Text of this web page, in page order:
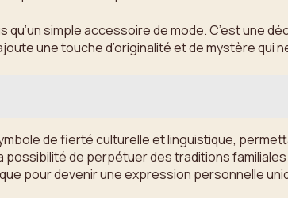
simple accessoire de mode. C’est une
une touche d’originalité et de mystère qui
de fierté culturelle et linguistique,
de perpétuer des traditions
pour devenir une expression personnelle